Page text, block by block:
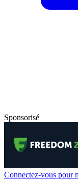
Sponsorisé
Connectez-vous pour